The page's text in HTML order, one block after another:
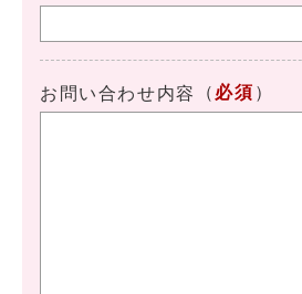
お問い合わせ内容 （ 必須 ）